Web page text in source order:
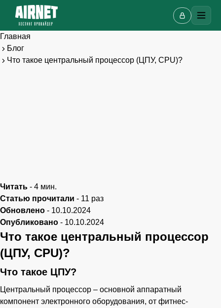
Главная
Блог
Что такое центральный процессор (ЦПУ, CPU)?
Читать - 4 мин.
Статью прочитали - 11 раз
Обновлено - 10.10.2024
Опубликовано - 10.10.2024
Что такое центральный процессор
(ЦПУ, CPU)?
Что такое ЦПУ?
Центральный процессор – основной аппаратный
компонент электронного оборудования, от фитнес-
A
Онлайн-чат
Онлайн · отвечаем за несколько минут
Ваше имя
Телефон